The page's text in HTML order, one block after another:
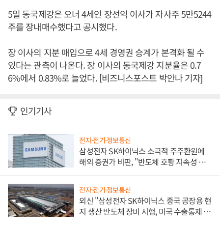
5일 동국제강은 오너 4세인 장선익 이사가 자사주 5만5244
주를 장내매수했다고 공시했다.
장 이사의 지분 매입으로 4세 경영권 승계가 본격화 될 수
있다는 관측이 나온다. 장 이사의 동국제강 지분율은 0.7
6%에서 0.83%로 늘었다. [비즈니스포스트 박안나 기자]
인기기사
전자·전기·정보통신
삼성전자 SK하이닉스 소극적 주주환원에
해외 증권가 비판, "반도체 호황 지속성 의
전자·전기·정보통신
외신 "삼성전자 SK하이닉스 중국 공장용 현
지 생산 반도체 장비 시험, 미국 수출통제 대